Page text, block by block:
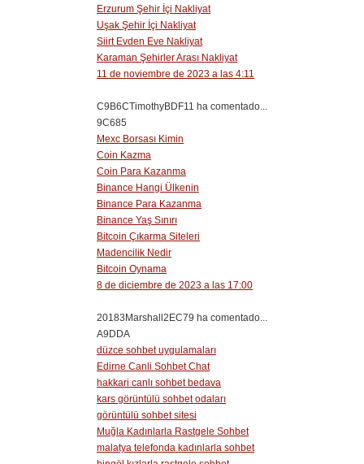
Erzurum Şehir İçi Nakliyat
Uşak Şehir İçi Nakliyat
Siirt Evden Eve Nakliyat
Karaman Şehirler Arası Nakliyat
11 de noviembre de 2023 a las 4:11
C9B6CTimothyBDF11 ha comentado...
9C685
Mexc Borsası Kimin
Coin Kazma
Coin Para Kazanma
Binance Hangi Ülkenin
Binance Para Kazanma
Binance Yaş Sınırı
Bitcoin Çıkarma Siteleri
Madencilik Nedir
Bitcoin Oynama
8 de diciembre de 2023 a las 17:00
20183Marshall2EC79 ha comentado...
A9DDA
düzce sohbet uygulamaları
Edirne Canli Sohbet Chat
hakkari canlı sohbet bedava
kars görüntülü sohbet odaları
görüntülü sohbet sitesi
Muğla Kadınlarla Rastgele Sohbet
malatya telefonda kadınlarla sohbet